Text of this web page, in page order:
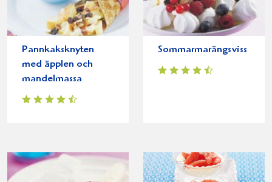
Pannkaksknyten
med äpplen och
mandelmassa
Sommarmarängsviss